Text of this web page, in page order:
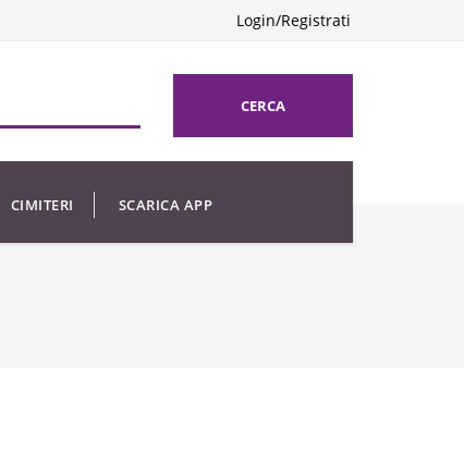
Login/Registrati
CERCA
CIMITERI SCARICA APP